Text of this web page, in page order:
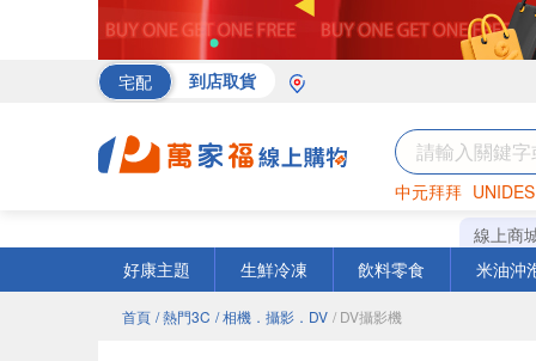
宅配 到店取貨
中元拜拜
巧克力 罐頭
線上商
好康主題
生鮮冷凍 飲料零食 米油沖
首頁 / 熱門3C / 相機．攝影．DV / DV攝影機